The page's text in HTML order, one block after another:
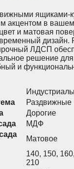
Тумбы
по
ящиками-
акцентом в
и матовая
дизайн.
ЛДСП
решение для
и
Раздвижные
Дорогие
МДФ
Матовое
140, 150, 160,
210